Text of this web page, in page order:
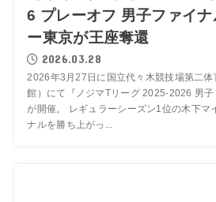
6 プレーオフ 男子ファイ
ー東京が王座奪還
2026.03.28
2026年3月27日に国立代々木競技場第二体
館）にて『ノジマTリーグ 2025-2026 男子
が開催。 レギュラーシーズン1位の木下マ
ナルを勝ち上がっ...